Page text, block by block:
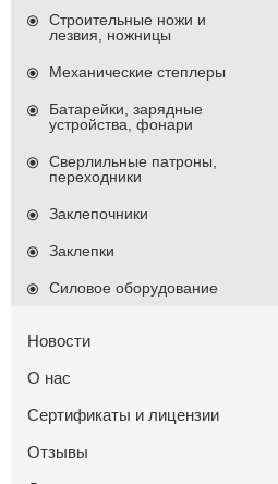
Строительные ножи и
лезвия, ножницы
Механические степлеры
Батарейки, зарядные
устройства, фонари
Сверлильные патроны,
переходники
Заклепочники
Заклепки
Силовое оборудование
Новости
О нас
Сертификаты и лицензии
Отзывы